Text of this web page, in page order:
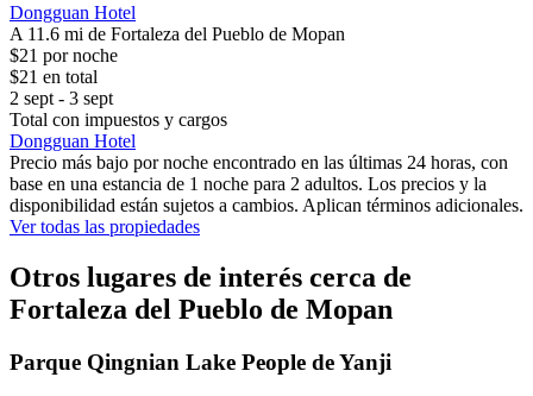
Dongguan Hotel
A 11.6 mi de Fortaleza del Pueblo de Mopan
$21 por noche
$21 en total
2 sept - 3 sept
Total con impuestos y cargos
Dongguan Hotel
Precio más bajo por noche encontrado en las últimas 24 horas, con
base en una estancia de 1 noche para 2 adultos. Los precios y la
disponibilidad están sujetos a cambios. Aplican términos adicionales.
Ver todas las propiedades
Otros lugares de interés cerca de
Fortaleza del Pueblo de Mopan
Parque Qingnian Lake People de Yanji